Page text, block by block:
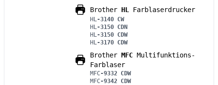
Brother HL Farblaserdrucker
HL -3140 CW
HL -3150 CDN
HL -3150 CDW
HL -3170 CDW
Brother MFC Multifunktions-
Farblaser
MFC-9332 CDW
MFC-9342 CDW